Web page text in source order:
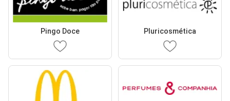
Pingo Doce Pluricosmética